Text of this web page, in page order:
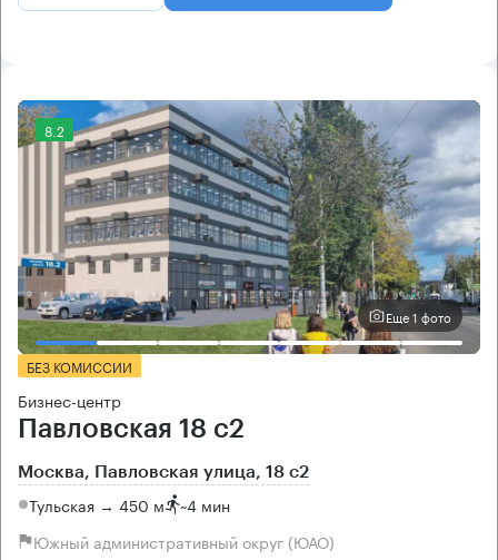
8.2
Еще 1 фото
БЕЗ КОМИССИИ
Бизнес-центр
Павловская 18 с2
Москва, Павловская улица, 18 с2
Тульская → 450 м ~4 мин
Южный административный округ (ЮАО)